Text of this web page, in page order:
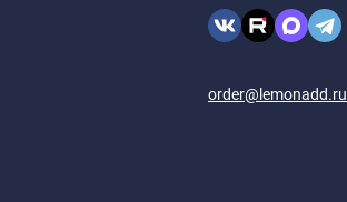
order@lemonadd.ru